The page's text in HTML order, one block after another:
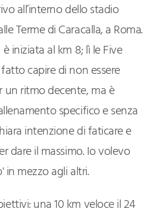
all’interno dello stadio
Terme di Caracalla, a Roma.
iniziata al km 8; lì le Five
capire di non essere
ritmo decente, ma è
specifico e senza
intenzione di faticare e
dare il massimo. Io volevo
in mezzo agli altri.
una 10 km veloce il 24